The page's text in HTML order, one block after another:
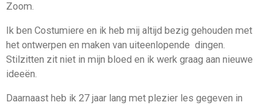
Zoom.
Ik ben Costumiere en ik heb mij altijd bezig gehouden met
het ontwerpen en maken van uiteenlopende dingen.
Stilzitten zit niet in mijn bloed en ik werk graag aan nieuwe
ideeën.
Daarnaast heb ik 27 jaar lang met plezier les gegeven in